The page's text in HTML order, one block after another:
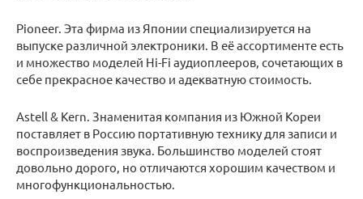
Pioneer. Эта фирма из Японии специализируется на
выпуске различной электроники. В её ассортименте есть
и множество моделей Hi-Fi аудиоплееров, сочетающих в
себе прекрасное качество и адекватную стоимость.
Astell & Kern. Знаменитая компания из Южной Кореи
поставляет в Россию портативную технику для записи и
воспроизведения звука. Большинство моделей стоят
довольно дорого, но отличаются хорошим качеством и
многофункциональностью.